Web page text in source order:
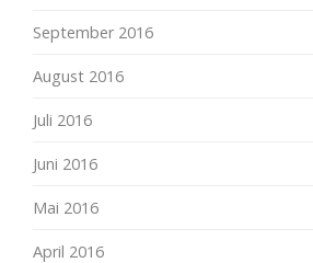
September 2016
August 2016
Juli 2016
Juni 2016
Mai 2016
April 2016